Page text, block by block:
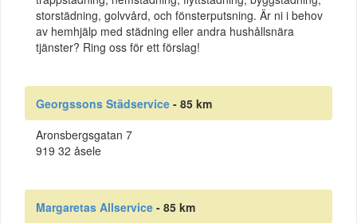
storstädning, golvvård, och fönsterputsning. Är ni i behov
av hemhjälp med städning eller andra hushållsnära
tjänster? Ring oss för ett förslag!
Georgssons Städservice - 85 km
Aronsbergsgatan 7
919 32 åsele
Margaretas Allservice - 85 km